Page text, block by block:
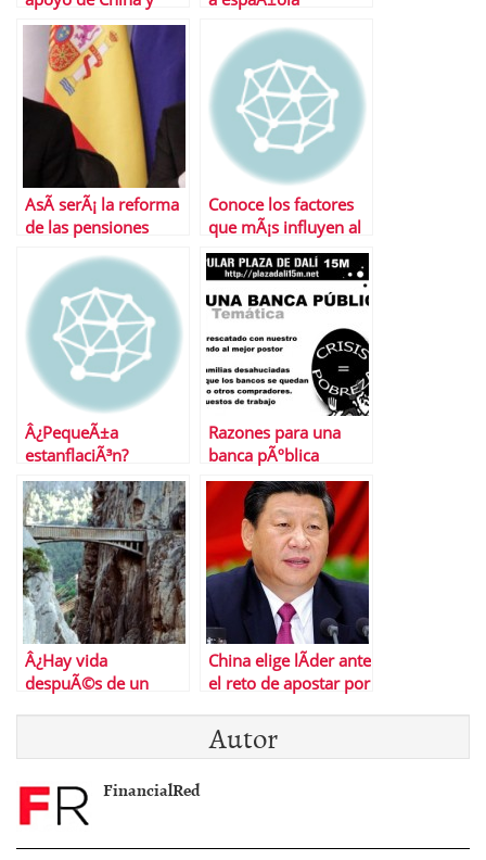
JapÃ³n a EspaÃ±a?
AsÃ­ serÃ¡ la reforma
de las pensiones
Conoce los factores
que mÃ¡s influyen al
calcular la jubilaciÃ³n
Â¿PequeÃ±a
estanflaciÃ³n?
Razones para una
banca pÃºblica
Â¿Hay vida
despuÃ©s de un
China elige lÃ­der ante
el reto de apostar por
econÃ³mico o
igualdad social
Autor
FinancialRed